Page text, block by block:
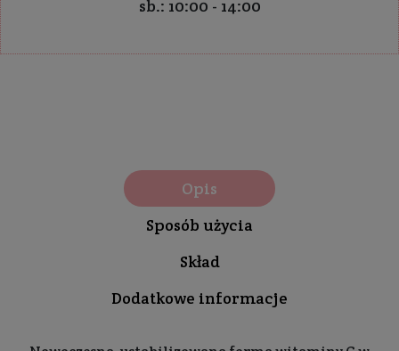
sb.: 10:00 - 14:00
Opis
Sposób użycia
Skład
Dodatkowe informacje